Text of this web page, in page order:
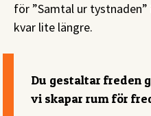
för ”Samtal ur
kvar lite längre.
Du gestaltar freden
vi skapar rum för